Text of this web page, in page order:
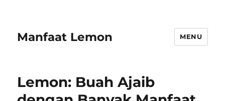
Manfaat Lemon MENU
Lemon: Buah Ajaib